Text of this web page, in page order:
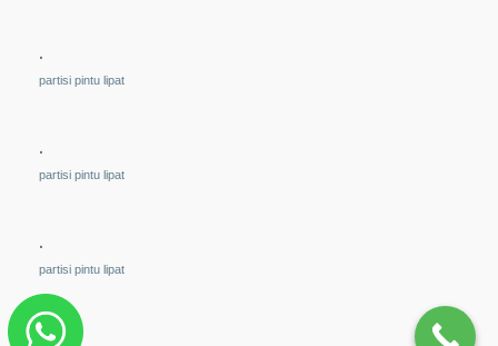
.
partisi pintu lipat
.
partisi pintu lipat
.
partisi pintu lipat